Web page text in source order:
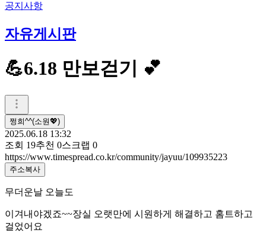
공지사항
자유게시판
💪6.18 만보걷기 💕
쩡희^^(소원💖)
2025.06.18 13:32
조회 19추천 0스크랩 0
https://www.timespread.co.kr/community/jayuu/109935223
주소복사
무더운날 오늘도
이겨내야겠죠~~장실 오랫만에 시원하게 해결하고 홈트하고
걸었어요